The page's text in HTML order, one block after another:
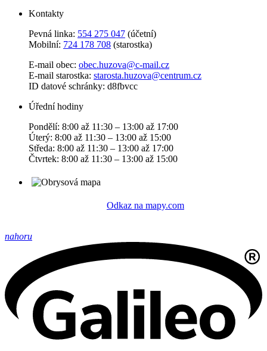
Kontakty
Pevná linka: 554 275 047 (účetní)
Mobilní: 724 178 708 (starostka)
E-mail obec: obec.huzova@c-mail.cz
E-mail starostka: starosta.huzova@centrum.cz
ID datové schránky: d8fbvcc
Úřední hodiny
Pondělí: 8:00 až 11:30 – 13:00 až 17:00
Úterý: 8:00 až 11:30 – 13:00 až 15:00
Středa: 8:00 až 11:30 – 13:00 až 17:00
Čtvrtek: 8:00 až 11:30 – 13:00 až 15:00
Odkaz na mapy.com
nahoru